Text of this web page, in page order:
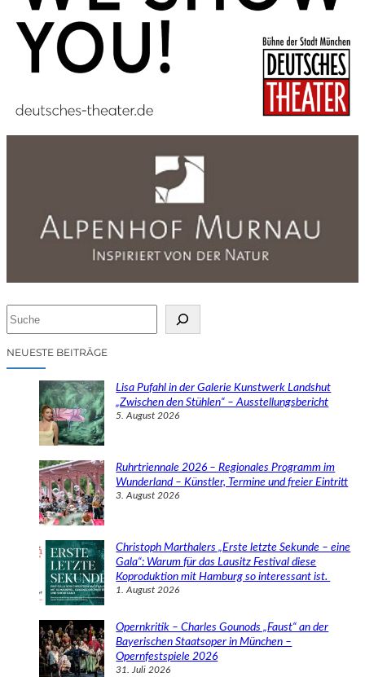
cNEUESTE BEITRÄGE
Lisa Pufahl in der Galerie Kunstwerk Landshut
„Zwischen den Stühlen“ – Ausstellungsbericht
5. August 2026
Ruhrtriennale 2026 – Regionales Programm im
Wunderland – Künstler, Termine und freier Eintritt
3. August 2026
Christoph Marthalers „Erste letzte Sekunde – eine
Gala“: Warum für das Lausitz Festival diese
Koproduktion mit Hamburg so interessant ist.
1. August 2026
Opernkritik – Charles Gounods „Faust“ an der
Bayerischen Staatsoper in München –
Opernfestspiele 2026
31. Juli 2026